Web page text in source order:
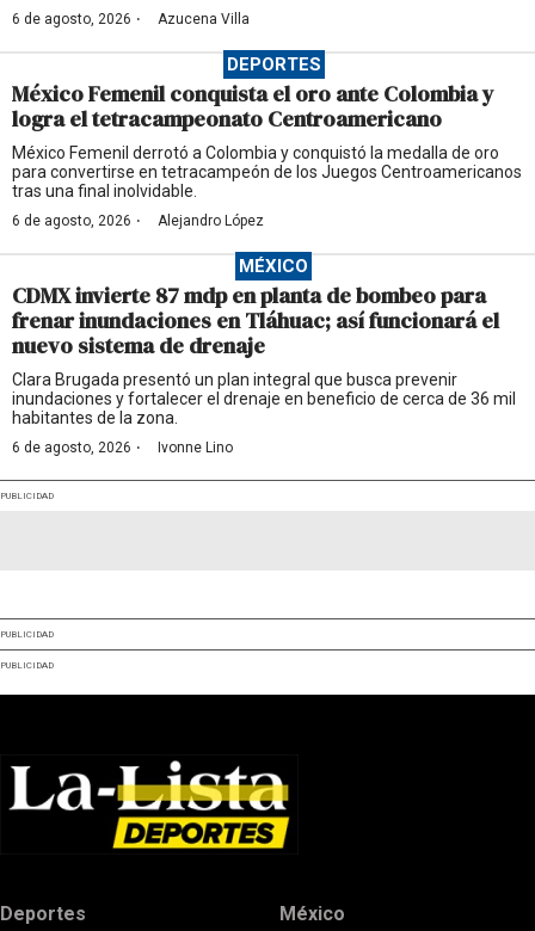
6 de agosto, 2026 · Azucena Villa
DEPORTES
México Femenil conquista el oro ante Colombia y
logra el tetracampeonato Centroamericano
México Femenil derrotó a Colombia y conquistó la medalla de oro
para convertirse en tetracampeón de los Juegos Centroamericanos
tras una final inolvidable.
6 de agosto, 2026 · Alejandro López
MÉXICO
CDMX invierte 87 mdp en planta de bombeo para
frenar inundaciones en Tláhuac; así funcionará el
nuevo sistema de drenaje
Clara Brugada presentó un plan integral que busca prevenir
inundaciones y fortalecer el drenaje en beneficio de cerca de 36 mil
habitantes de la zona.
6 de agosto, 2026 · Ivonne Lino
PUBLICIDAD
PUBLICIDAD
PUBLICIDAD
Deportes México